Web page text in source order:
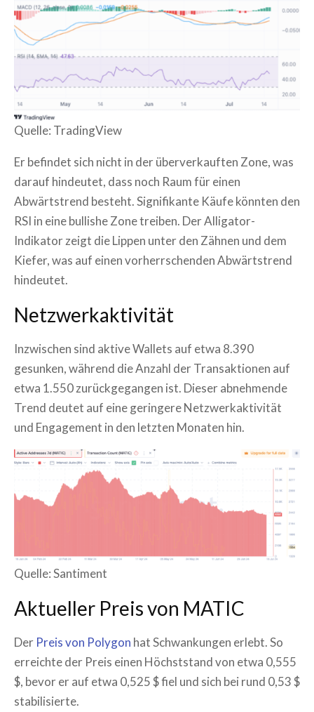
Quelle: TradingView
Er befindet sich nicht in der überverkauften Zone, was
darauf hindeutet, dass noch Raum für einen
Abwärtstrend besteht. Signifikante Käufe könnten den
RSI in eine bullishe Zone treiben. Der Alligator-
Indikator zeigt die Lippen unter den Zähnen und dem
Kiefer, was auf einen vorherrschenden Abwärtstrend
hindeutet.
Netzwerkaktivität
Inzwischen sind aktive Wallets auf etwa 8.390
gesunken, während die Anzahl der Transaktionen auf
etwa 1.550 zurückgegangen ist. Dieser abnehmende
Trend deutet auf eine geringere Netzwerkaktivität
und Engagement in den letzten Monaten hin.
Quelle: Santiment
Aktueller Preis von MATIC
Der Preis von Polygon hat Schwankungen erlebt. So
erreichte der Preis einen Höchststand von etwa 0,555
$, bevor er auf etwa 0,525 $ fiel und sich bei rund 0,53 $
stabilisierte.